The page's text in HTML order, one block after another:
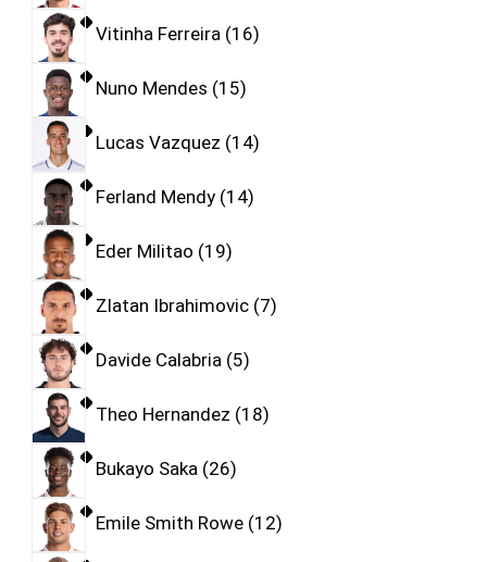
Vitinha Ferreira 16
Nuno Mendes 15
Lucas Vazquez 14
Ferland Mendy 14
Eder Militao 19
Zlatan Ibrahimovic 7
Davide Calabria 5
Theo Hernandez 18
Bukayo Saka 26
Emile Smith Rowe 12